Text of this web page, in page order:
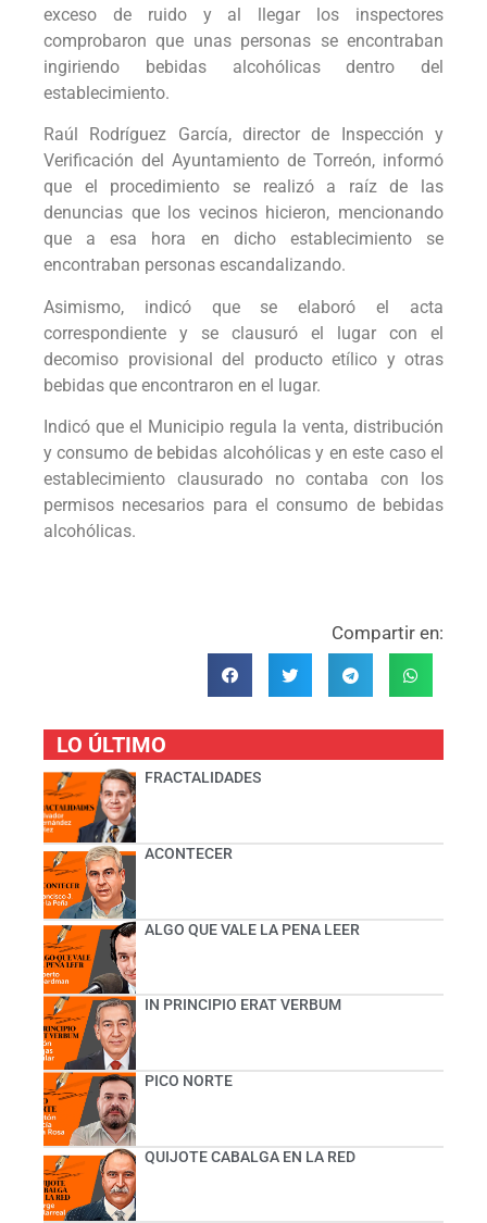
exceso de ruido y al llegar los inspectores
comprobaron que unas personas se encontraban
ingiriendo bebidas alcohólicas dentro del
establecimiento.
Raúl Rodríguez García, director de Inspección y
Verificación del Ayuntamiento de Torreón, informó
que el procedimiento se realizó a raíz de las
denuncias que los vecinos hicieron, mencionando
que a esa hora en dicho establecimiento se
encontraban personas escandalizando.
Asimismo, indicó que se elaboró el acta
correspondiente y se clausuró el lugar con el
decomiso provisional del producto etílico y otras
bebidas que encontraron en el lugar.
Indicó que el Municipio regula la venta, distribución
y consumo de bebidas alcohólicas y en este caso el
establecimiento clausurado no contaba con los
permisos necesarios para el consumo de bebidas
alcohólicas.
Compartir en:
LO ÚLTIMO
FRACTALIDADES
ACONTECER
ALGO QUE VALE LA PENA LEER
IN PRINCIPIO ERAT VERBUM
PICO NORTE
QUIJOTE CABALGA EN LA RED